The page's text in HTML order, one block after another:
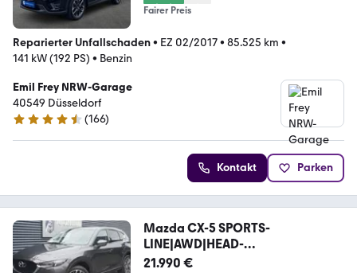
Fairer Preis
Reparierter Unfallschaden• EZ 02/2017• 85.525 km •
141 kW (192 PS) • Benzin
Emil Frey NRW-Garage
40549 Düsseldorf
4.7 Sterne
(166)
Kontakt Parken
Mazda CX-5 SPORTS-
LINE|AWD|HEAD-
UP|MATRIX|KAMERA|NAVI
21.990 €